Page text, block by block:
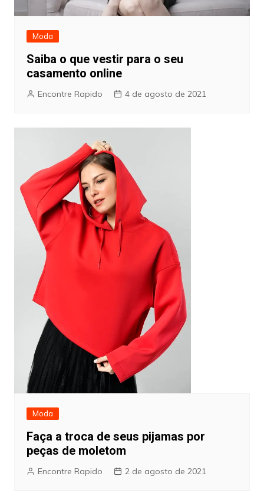
Moda
Saiba o que vestir para o seu
casamento online
Encontre Rapido 4 de agosto de 2021
Moda
Faça a troca de seus pijamas por
peças de moletom
Encontre Rapido 2 de agosto de 2021